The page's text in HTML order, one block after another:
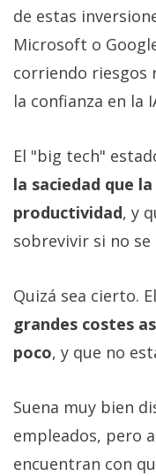
de estas
Microsoft o
corriendo riesgos
la confianza en la
El "big tech"
la saciedad que
productividad, y
sobrevivir si no
Quizá sea cierto.
grandes costes
poco, y que no
Suena muy bien
empleados, pero
encuentran con